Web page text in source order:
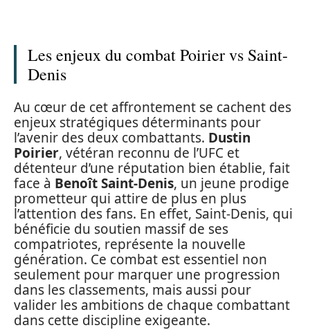
Les enjeux du combat Poirier vs Saint-
Denis
Au cœur de cet affrontement se cachent des
enjeux stratégiques déterminants pour
l’avenir des deux combattants. Dustin
Poirier, vétéran reconnu de l’UFC et
détenteur d’une réputation bien établie, fait
face à Benoît Saint-Denis, un jeune prodige
prometteur qui attire de plus en plus
l’attention des fans. En effet, Saint-Denis, qui
bénéficie du soutien massif de ses
compatriotes, représente la nouvelle
génération. Ce combat est essentiel non
seulement pour marquer une progression
dans les classements, mais aussi pour
valider les ambitions de chaque combattant
dans cette discipline exigeante.